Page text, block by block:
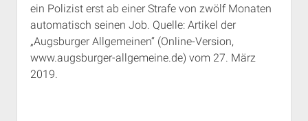
ein Polizist erst ab einer Strafe von zwölf Monaten
automatisch seinen Job. Quelle: Artikel der
„Augsburger Allgemeinen“ (Online-Version,
www.augsburger-allgemeine.de) vom 27. März
2019.